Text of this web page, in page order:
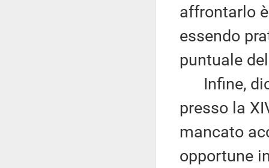
affrontarlo
essendo
puntuale
Infine,
presso la
mancato
opportune